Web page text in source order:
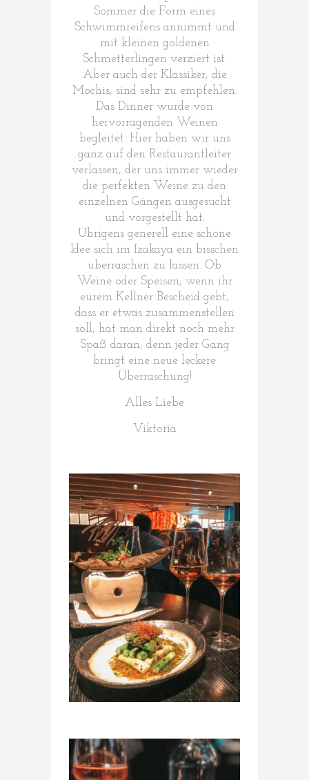
Sommer die Form eines
Schwimmreifens annimmt und
mit kleinen goldenen
Schmetterlingen verziert ist.
Aber auch der Klassiker, die
Mochis, sind sehr zu empfehlen.
Das Dinner wurde von
hervorragenden Weinen
begleitet. Hier haben wir uns
ganz auf den Restaurantleiter
verlassen, der uns immer wieder
die perfekten Weine zu den
einzelnen Gängen ausgesucht
und vorgestellt hat.
Übrigens generell eine schöne
Idee sich im Izakaya ein bisschen
überraschen zu lassen. Ob
Weine oder Speisen, wenn ihr
eurem Kellner Bescheid gebt,
dass er etwas zusammenstellen
soll, hat man direkt noch mehr
Spaß daran, denn jeder Gang
bringt eine neue leckere
Überraschung!
Alles Liebe
Viktoria